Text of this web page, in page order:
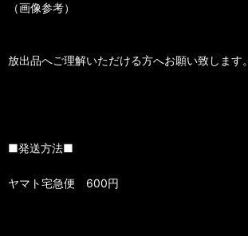
（画像参考）
放出品へご理解いただける方へお願い致します。
■発送方法■
ヤマト宅急便 600円